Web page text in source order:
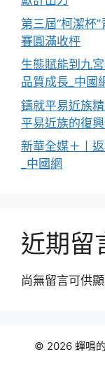
第三屆“柯潔杯
賽圓滿收枰
生態賦能到九
品質成長_中國
鑄就平易近族
平易近族的復
新華全媒＋丨
_中國網
近期留
尚無留言可供顯
© 2026 蟬鳴